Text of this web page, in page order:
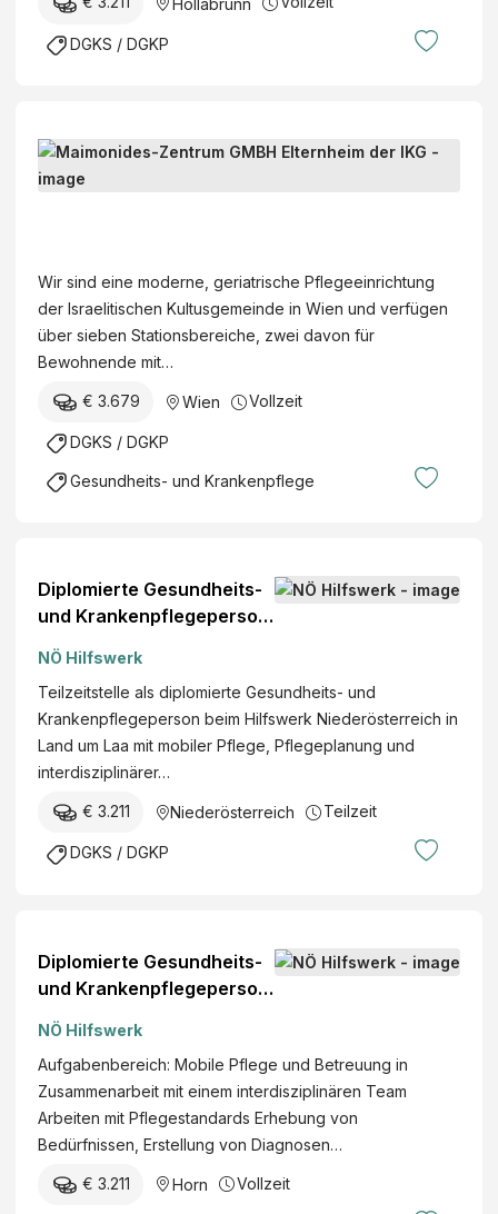
DGKS / DGKP
S
t
o
n
s
l
m
)
i
m
o
n
t
r
u
G
M
B
H
h
e
i
d
e
r
I
Wir sind eine moderne, geriatrische Pflegeeinrichtung
der Israelitischen Kultusgemeinde in Wien und verfügen
über sieben Stationsbereiche, zwei davon für
Bewohnende mit…
€ 3.679 Wien Vollzeit
DGKS / DGKP
Gesundheits- und Krankenpflege
Diplomierte Gesundheits-
und Krankenpflegeperson
(w/m/d)
NÖ Hilfswerk
Teilzeitstelle als diplomierte Gesundheits- und
Krankenpflegeperson beim Hilfswerk Niederösterreich in
Land um Laa mit mobiler Pflege, Pflegeplanung und
interdisziplinärer…
€ 3.211 Niederösterreich Teilzeit
DGKS / DGKP
Diplomierte Gesundheits-
und Krankenpflegeperson
NÖ Hilfswerk
Aufgabenbereich: Mobile Pflege und Betreuung in
Zusammenarbeit mit einem interdisziplinären Team
Arbeiten mit Pflegestandards Erhebung von
Bedürfnissen, Erstellung von Diagnosen…
€ 3.211 Horn Vollzeit